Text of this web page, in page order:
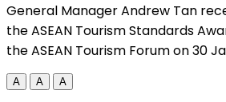
General Manager Andrew Tan
the ASEAN Tourism Standards
the ASEAN Tourism Forum on 30
A A A